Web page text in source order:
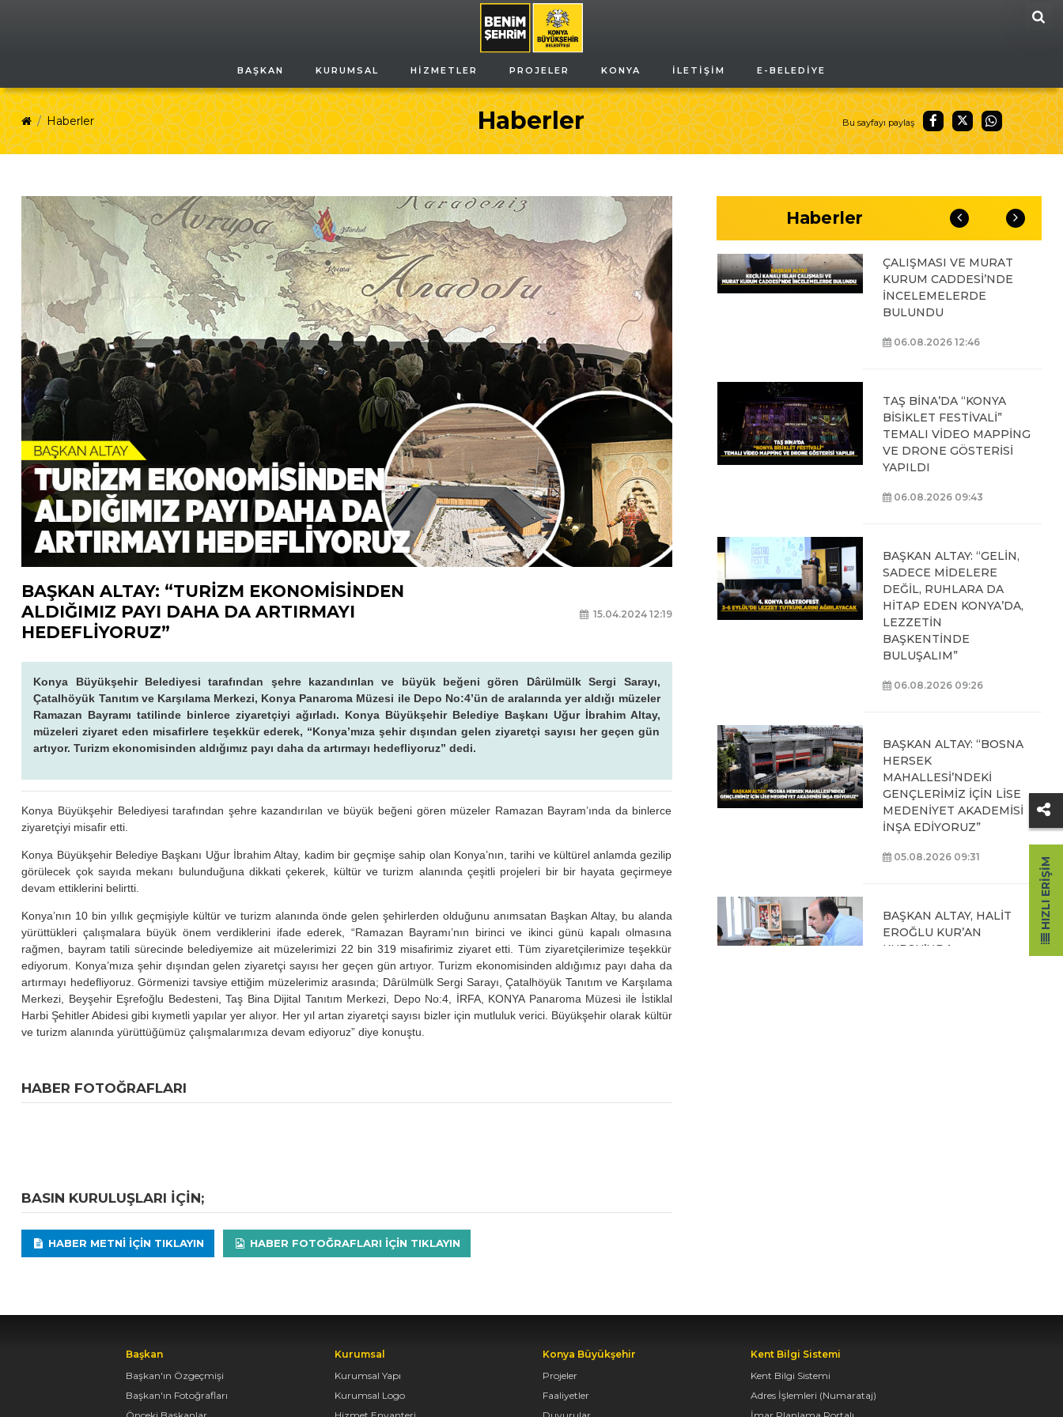
BAŞKAN KURUMSAL HIZMETLER PROJELER KONYA İLETIŞIM E-BELEDIYE
Haberler
Haberler Bu sayfayı paylaş
BAŞKAN ALTAY: “TURİZM EKONOMİSİNDEN
ALDIĞIMIZ PAYI DAHA DA ARTIRMAYI
HEDEFLİYORUZ”
15.04.2024 12:19
Konya Büyükşehir Belediyesi tarafından şehre kazandırılan ve büyük beğeni gören Dârülmülk Sergi Sarayı,
Çatalhöyük Tanıtım ve Karşılama Merkezi, Konya Panaroma Müzesi ile Depo No:4’ün de aralarında yer aldığı müzeler
Ramazan Bayramı tatilinde binlerce ziyaretçiyi ağırladı. Konya Büyükşehir Belediye Başkanı Uğur İbrahim Altay,
müzeleri ziyaret eden misafirlere teşekkür ederek, “Konya’mıza şehir dışından gelen ziyaretçi sayısı her geçen gün
artıyor. Turizm ekonomisinden aldığımız payı daha da artırmayı hedefliyoruz” dedi.
Konya Büyükşehir Belediyesi tarafından şehre kazandırılan ve büyük beğeni gören müzeler Ramazan Bayram’ında da binlerce
ziyaretçiyi misafir etti.
Konya Büyükşehir Belediye Başkanı Uğur İbrahim Altay, kadim bir geçmişe sahip olan Konya’nın, tarihi ve kültürel anlamda gezilip
görülecek çok sayıda mekanı bulunduğuna dikkati çekerek, kültür ve turizm alanında çeşitli projeleri bir bir hayata geçirmeye
devam ettiklerini belirtti.
Konya’nın 10 bin yıllık geçmişiyle kültür ve turizm alanında önde gelen şehirlerden olduğunu anımsatan Başkan Altay, bu alanda
yürüttükleri çalışmalara büyük önem verdiklerini ifade ederek, “Ramazan Bayramı’nın birinci ve ikinci günü kapalı olmasına
rağmen, bayram tatili sürecinde belediyemize ait müzelerimizi 22 bin 319 misafirimiz ziyaret etti. Tüm ziyaretçilerimize teşekkür
ediyorum. Konya’mıza şehir dışından gelen ziyaretçi sayısı her geçen gün artıyor. Turizm ekonomisinden aldığımız payı daha da
artırmayı hedefliyoruz. Görmenizi tavsiye ettiğim müzelerimiz arasında; Dârülmülk Sergi Sarayı, Çatalhöyük Tanıtım ve Karşılama
Merkezi, Beyşehir Eşrefoğlu Bedesteni, Taş Bina Dijital Tanıtım Merkezi, Depo No:4, İRFA, KONYA Panaroma Müzesi ile İstiklal
Harbi Şehitler Abidesi gibi kıymetli yapılar yer alıyor. Her yıl artan ziyaretçi sayısı bizler için mutluluk verici. Büyükşehir olarak kültür
ve turizm alanında yürüttüğümüz çalışmalarımıza devam ediyoruz” diye konuştu.
HABER FOTOĞRAFLARI
BASIN KURULUŞLARI IÇIN;
HABER METNI IÇIN TIKLAYIN HABER FOTOĞRAFLARI IÇIN TIKLAYIN
Haberler
OYUNLARI’NIN FİNAL
TURUNDA
ÖĞRENCİLERİN
HEYECANINI PAYLAŞTI
BAŞKAN ALTAY, KEÇİLİ
ÇALIŞMASI VE MURAT
KURUM CADDESİ’NDE
İNCELEMELERDE
BULUNDU
06.08.2026 12:46
TAŞ BİNA’DA “KONYA
BİSİKLET FESTİVALİ”
TEMALI VİDEO MAPPİNG
VE DRONE GÖSTERİSİ
YAPILDI
06.08.2026 09:43
BAŞKAN ALTAY: “GELİN,
SADECE MİDELERE
DEĞİL, RUHLARA DA
HİTAP EDEN KONYA’DA,
LEZZETİN
BAŞKENTİNDE
BULUŞALIM”
06.08.2026 09:26
BAŞKAN ALTAY: “BOSNA
HERSEK
MAHALLESİ’NDEKİ
GENÇLERİMİZ İÇİN LİSE
MEDENİYET AKADEMİSİ
İNŞA EDİYORUZ”
05.08.2026 09:31
BAŞKAN ALTAY, HALİT
EROĞLU KUR’AN
KURSU’NDA
Başkan
Başkan'ın Özgeçmişi
Başkan'ın Fotoğrafları
Kurumsal
Kurumsal Yapı
Kurumsal Logo
Konya Büyükşehir
Projeler
Faaliyetler
Kent Bilgi Sistemi
Kent Bilgi Sistemi
Adres İşlemleri (Numarataj)
HIZLI ERIŞIM